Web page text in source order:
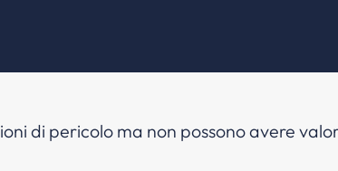
di pericolo ma non possono avere